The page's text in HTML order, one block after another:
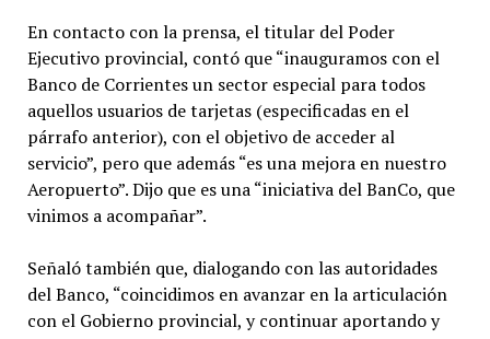
En contacto con la prensa, el titular del Poder
Ejecutivo provincial, contó que “inauguramos con el
Banco de Corrientes un sector especial para todos
aquellos usuarios de tarjetas (especificadas en el
párrafo anterior), con el objetivo de acceder al
servicio”, pero que además “es una mejora en nuestro
Aeropuerto”. Dijo que es una “iniciativa del BanCo, que
vinimos a acompañar”.
Señaló también que, dialogando con las autoridades
del Banco, “coincidimos en avanzar en la articulación
con el Gobierno provincial, y continuar aportando y